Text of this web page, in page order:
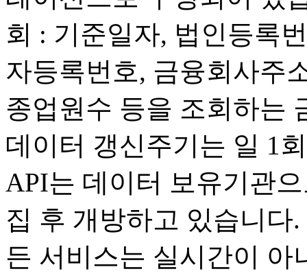
회 : 기준일자, 법인등록
자등록번호, 금융회사주
종업원수 등을 조회하는
데이터 갱신주기는 일 1
API는 데이터 보유기관
집 후 개방하고 있습니다
든 서비스는 실시간이 아